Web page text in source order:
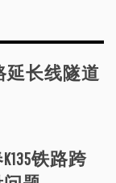
延长线隧道
铁路跨